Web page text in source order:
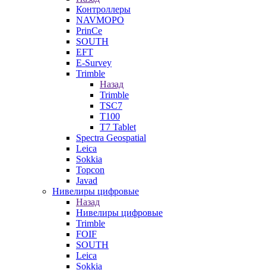
Контроллеры
NAVMOPO
PrinCe
SOUTH
EFT
E-Survey
Trimble
Назад
Trimble
TSC7
T100
T7 Tablet
Spectra Geospatial
Leica
Sokkia
Topcon
Javad
Нивелиры цифровые
Назад
Нивелиры цифровые
Trimble
FOIF
SOUTH
Leica
Sokkia